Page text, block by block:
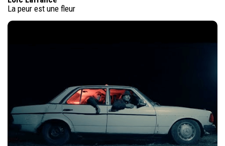
La peur est une fleur